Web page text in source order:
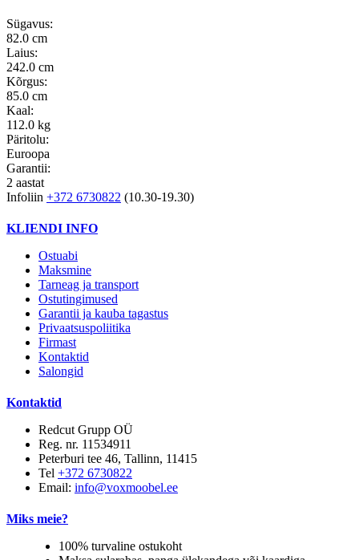
Sügavus:
82.0 cm
Laius:
242.0 cm
Kõrgus:
85.0 cm
Kaal:
112.0 kg
Päritolu:
Euroopa
Garantii:
2 aastat
Infoliin +372 6730822 (10.30-19.30)
KLIENDI INFO
Ostuabi
Maksmine
Tarneag ja transport
Ostutingimused
Garantii ja kauba tagastus
Privaatsuspoliitika
Firmast
Kontaktid
Salongid
Kontaktid
Redcut Grupp OÜ
Reg. nr. 11534911
Peterburi tee 46, Tallinn, 11415
Tel +372 6730822
Email: info@voxmoobel.ee
Miks meie?
100% turvaline ostukoht